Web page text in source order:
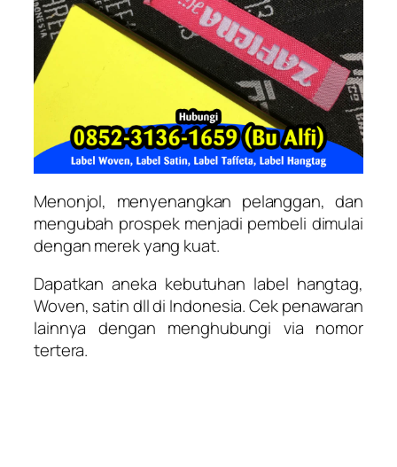
Menonjol, menyenangkan pelanggan, dan
mengubah prospek menjadi pembeli dimulai
dengan merek yang kuat.
Dapatkan aneka kebutuhan label hangtag,
Woven, satin dll di Indonesia. Cek penawaran
lainnya dengan menghubungi via nomor
tertera.